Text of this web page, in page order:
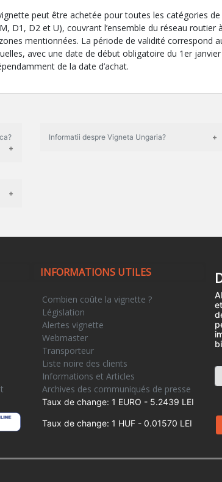
peut être achetée pour toutes les catégories de
D1, D2 et U), couvrant l’ensemble du réseau routier
mentionnées. La période de validité correspond
avec une date de début obligatoire du 1er
de la date d’achat.
Informatii despre Vigneta Ungaria?
INFORMATIONS UTILES
Combien coûte la vignette ?
Législation
Alertes vignette
Webmaster
Transporteur
Liste noire des clients
Informations et Articles
Archives des communiqués de presse
Taux de change: 1 EURO - 5.2439 LEI
Taux de change: 1 HUF - 0.01570 LEI